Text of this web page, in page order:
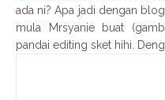
ada ni? Apa jadi dengan
mula Mrsyanie buat
pandai editing sket hihi.